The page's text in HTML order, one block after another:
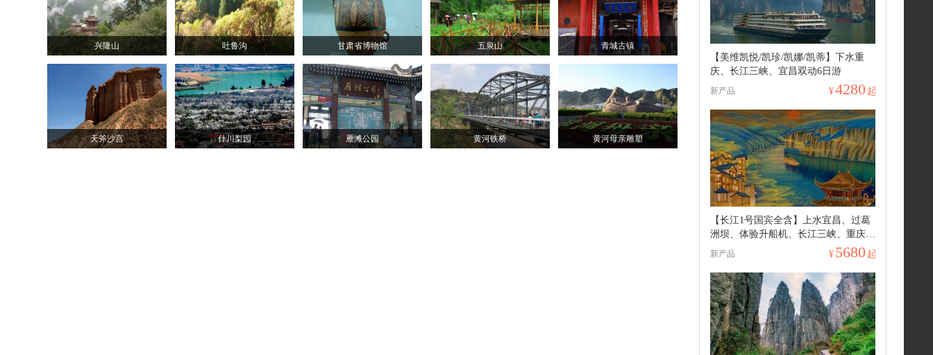
兴隆山 吐鲁沟 甘肃省博物馆 五泉山 青城古镇
天斧沙宫 什川梨园 雁滩公园 黄河铁桥 黄河母亲雕塑
【美维凯悦/凯珍/凯娜/凯蒂】下水重
庆、长江三峡、宜昌双动6日游
新产品 ¥4280 起
【长江1号国宾全含】上水宜昌、过葛
洲坝、体验升船机、长江三峡、重庆动
卧7日游
新产品 ¥ 5680 起